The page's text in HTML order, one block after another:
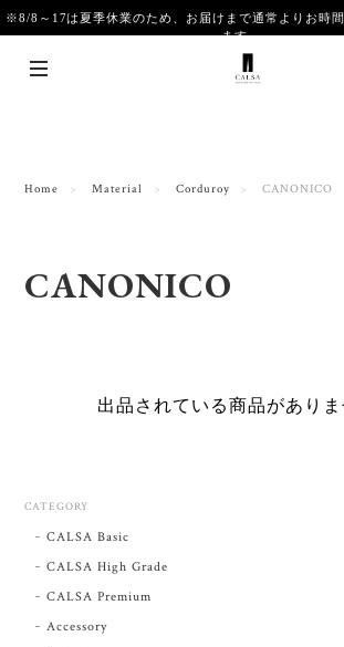
※8/8～17は夏季休業のため、お届けまで通常よりお時
ます。
Home Material Corduroy CANONICO
CANONICO
出品されている商品がありま
CATEGORY
CALSA Basic
CALSA High Grade
CALSA Premium
Accessory